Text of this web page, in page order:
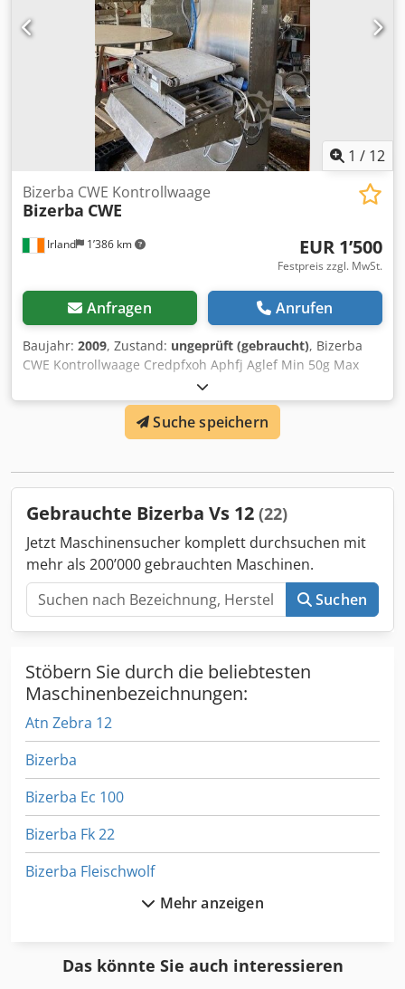
1 / 12
Irland 1’386 km
Bizerba CWE Kontrollwaage
Bizerba CWE
EUR 1’500
Festpreis zzgl. MwSt.
Anfragen Anrufen
Baujahr: 2009, Zustand: ungeprüft (gebraucht), Bizerba
CWE Kontrollwaage Credpfxoh Aphfj Aglef Min 50g Max
Suche speichern
Gebrauchte Bizerba Vs 12 (22)
Jetzt Maschinensucher komplett durchsuchen mit
mehr als 200’000 gebrauchten Maschinen.
Suchen
Stöbern Sie durch die beliebtesten
Maschinenbezeichnungen:
Atn Zebra 12
Bizerba
Bizerba Ec 100
Bizerba Fk 22
Bizerba Fleischwolf
Mehr anzeigen
Das könnte Sie auch interessieren